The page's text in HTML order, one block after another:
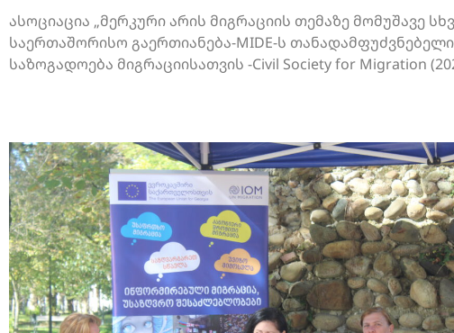
ასოციაცია „მერკური არის მიგრაციის თემაზე მომუშავე
საერთაშორისო გაერთიანება-MIDE-ს
საზოგადოება მიგრაციისათვის -Civil Society for Migration